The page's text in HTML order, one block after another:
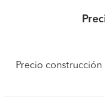
Precio construcción